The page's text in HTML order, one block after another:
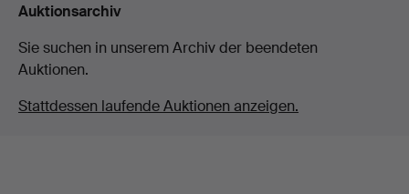
Auktionsarchiv
Sie suchen in unserem Archiv der beendeten
Auktionen.
Stattdessen laufende Auktionen anzeigen.